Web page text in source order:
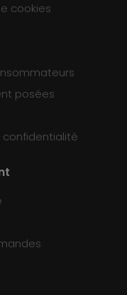
cookies
posées